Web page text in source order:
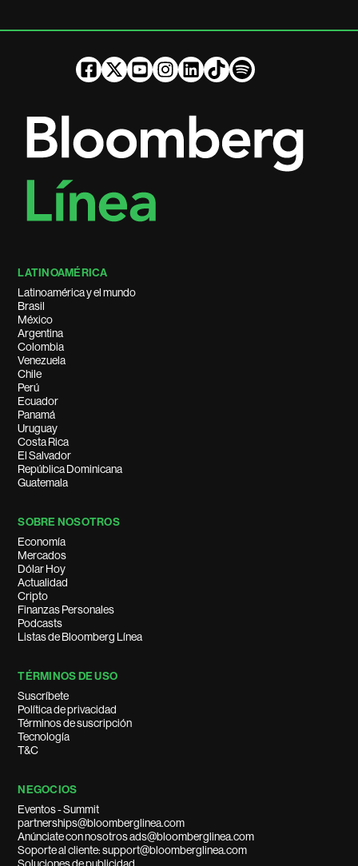
LATINOAMÉRICA
Latinoamérica y el mundo
Brasil
México
Argentina
Colombia
Venezuela
Chile
Perú
Ecuador
Panamá
Uruguay
Costa Rica
El Salvador
República Dominicana
Guatemala
SOBRE NOSOTROS
Economía
Mercados
Dólar Hoy
Actualidad
Cripto
Finanzas Personales
Podcasts
Listas de Bloomberg Línea
TÉRMINOS DE USO
Suscríbete
Política de privacidad
Términos de suscripción
Tecnología
T&C
NEGOCIOS
Eventos - Summit
partnerships@bloomberglinea.com
Anúnciate con nosotros ads@bloomberglinea.com
Soporte al cliente: support@bloomberglinea.com